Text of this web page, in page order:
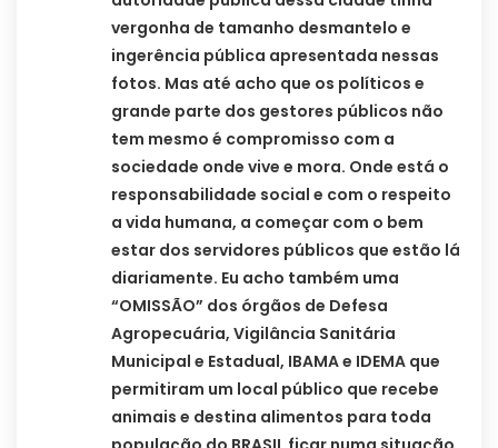
vergonha de tamanho desmantelo e
ingerência pública apresentada nessas
fotos. Mas até acho que os políticos e
grande parte dos gestores públicos não
tem mesmo é compromisso com a
sociedade onde vive e mora. Onde está o
responsabilidade social e com o respeito
a vida humana, a começar com o bem
estar dos servidores públicos que estão lá
diariamente. Eu acho também uma
“OMISSÃO” dos órgãos de Defesa
Agropecuária, Vigilância Sanitária
Municipal e Estadual, IBAMA e IDEMA que
permitiram um local público que recebe
animais e destina alimentos para toda